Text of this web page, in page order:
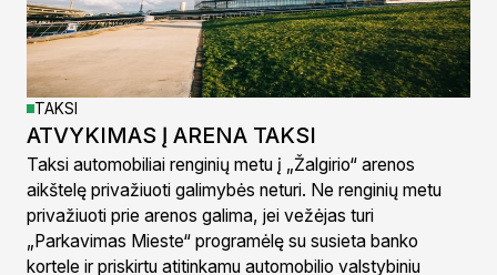
TAKSI
ATVYKIMAS Į ARENA TAKSI
Taksi automobiliai renginių metu į „Žalgirio“ arenos
aikštelę privažiuoti galimybės neturi. Ne renginių metu
privažiuoti prie arenos galima, jei vežėjas turi
„Parkavimas Mieste“ programėlę su susieta banko
kortele ir priskirtu atitinkamu automobilio valstybiniu